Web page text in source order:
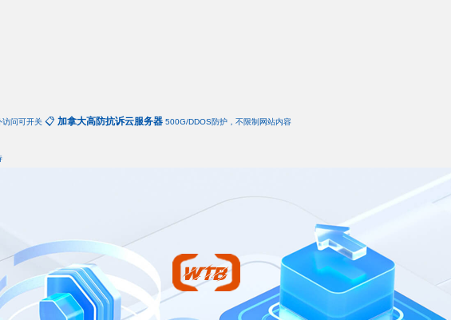
访问可开关 📋 加拿大高防抗诉云服务器 500G/DDOS防护，不限制网站内容